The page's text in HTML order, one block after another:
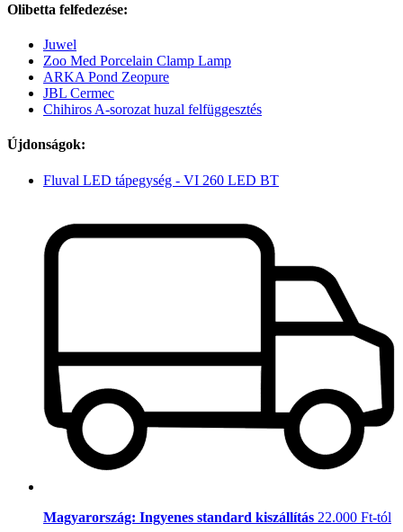
Olibetta felfedezése:
Juwel
Zoo Med Porcelain Clamp Lamp
ARKA Pond Zeopure
JBL Cermec
Chihiros A-sorozat huzal felfüggesztés
Újdonságok:
Fluval LED tápegység - VI 260 LED BT
Magyarország: Ingyenes standard kiszállítás 22.000 Ft-tól